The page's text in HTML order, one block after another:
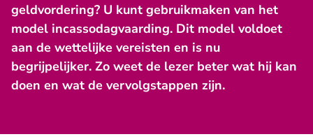
geldvordering? U kunt gebruikmaken van het
model incassodagvaarding. Dit model voldoet
aan de wettelijke vereisten en is nu
begrijpelijker. Zo weet de lezer beter wat hij kan
doen en wat de vervolgstappen zijn.